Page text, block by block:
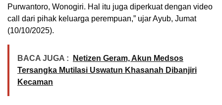
Purwantoro, Wonogiri. Hal itu juga diperkuat dengan video
call dari pihak keluarga perempuan,” ujar Ayub, Jumat
(10/10/2025).
BACA JUGA :
Netizen Geram, Akun Medsos
Tersangka Mutilasi Uswatun Khasanah Dibanjiri
Kecaman